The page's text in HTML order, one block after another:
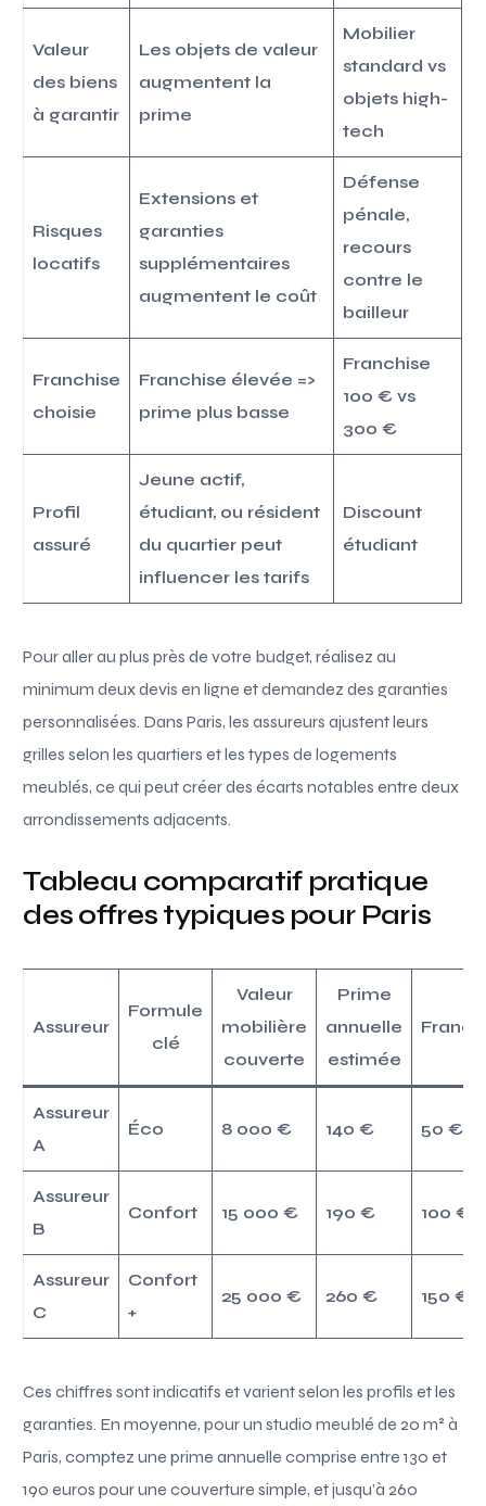
Valeur
des biens
à garantir
Les objets de valeur
augmentent la
prime
Mobilier
standard vs
objets high-
tech
Risques
locatifs
Extensions et
garanties
supplémentaires
augmentent le coût
Défense
pénale,
recours
contre le
bailleur
Franchise
choisie
Franchise élevée =>
prime plus basse
Franchise
100 € vs
300 €
Profil
assuré
Jeune actif,
étudiant, ou résident
du quartier peut
influencer les tarifs
Discount
étudiant
Pour aller au plus près de votre budget, réalisez au
minimum deux devis en ligne et demandez des garanties
personnalisées. Dans Paris, les assureurs ajustent leurs
grilles selon les quartiers et les types de logements
meublés, ce qui peut créer des écarts notables entre deux
arrondissements adjacents.
Tableau comparatif pratique
des offres typiques pour Paris
Assureur
Formule
clé
Valeur
mobilière
couverte
Prime
annuelle
estimée
Assureur
A
Éco 8 000 € 140 € 50 €
Assureur
B
Confort 15 000 € 190 € 100 €
Assureur
C
Confort
+
25 000 € 260 € 150 €
Ces chiffres sont indicatifs et varient selon les profils et les
garanties. En moyenne, pour un studio meublé de 20 m² à
Paris, comptez une prime annuelle comprise entre 130 et
190 euros pour une couverture simple, et jusqu’à 260